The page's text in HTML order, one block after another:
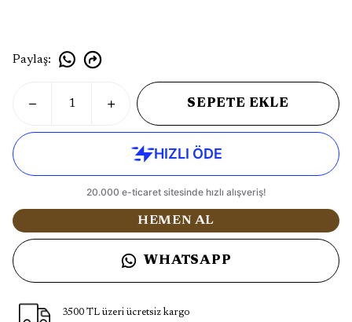
Paylaş:
SEPETE EKLE
HEMEN AL
WHATSAPP
3500 TL üzeri ücretsiz kargo